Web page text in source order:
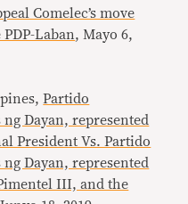
Comelec’s move
Laban, Mayo 6,
Partido
Dayan, represented
President Vs. Partido
Dayan, represented
III, and the